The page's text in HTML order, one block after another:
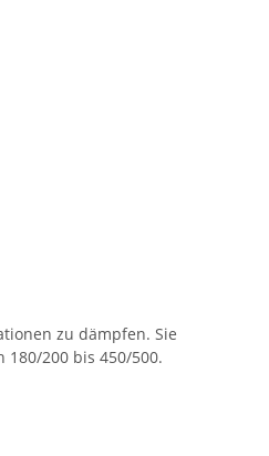
zu dämpfen. Sie
200 bis 450/500.